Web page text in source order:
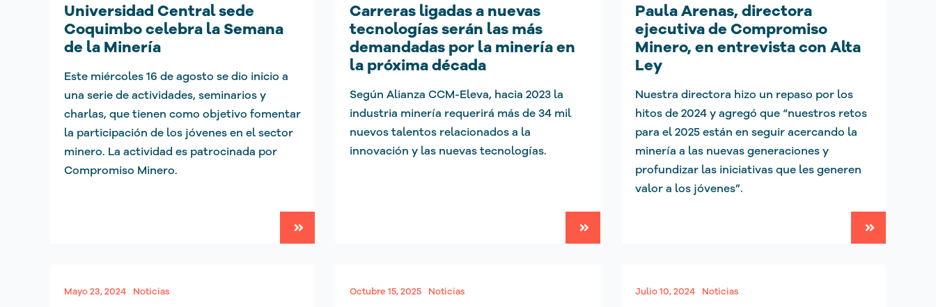
Universidad Central sede
Coquimbo celebra la Semana
de la Minería
Este miércoles 16 de agosto se dio inicio a
una serie de actividades, seminarios y
charlas, que tienen como objetivo fomentar
la participación de los jóvenes en el sector
minero. La actividad es patrocinada por
Compromiso Minero.
Carreras ligadas a nuevas
tecnologías serán las más
demandadas por la minería en
la próxima década
Según Alianza CCM-Eleva, hacia 2023 la
industria minería requerirá más de 34 mil
nuevos talentos relacionados a la
innovación y las nuevas tecnologías.
Paula Arenas, directora
ejecutiva de Compromiso
Minero, en entrevista con Alta
Ley
Nuestra directora hizo un repaso por los
hitos de 2024 y agregó que “nuestros retos
para el 2025 están en seguir acercando la
minería a las nuevas generaciones y
profundizar las iniciativas que les generen
valor a los jóvenes”.
Mayo 23, 2024 Noticias Octubre 15, 2025 Noticias Julio 10, 2024 Noticias